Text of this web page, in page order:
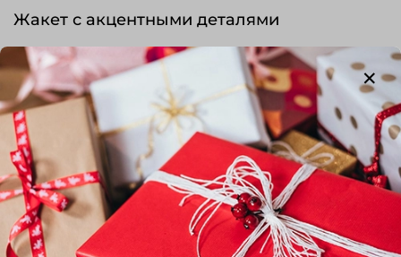
Жакет с акцентными деталями
24 990 ₽
В корзину
Купить в 1 клик